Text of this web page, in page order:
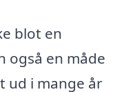
blot en
også en måde
ud i mange år